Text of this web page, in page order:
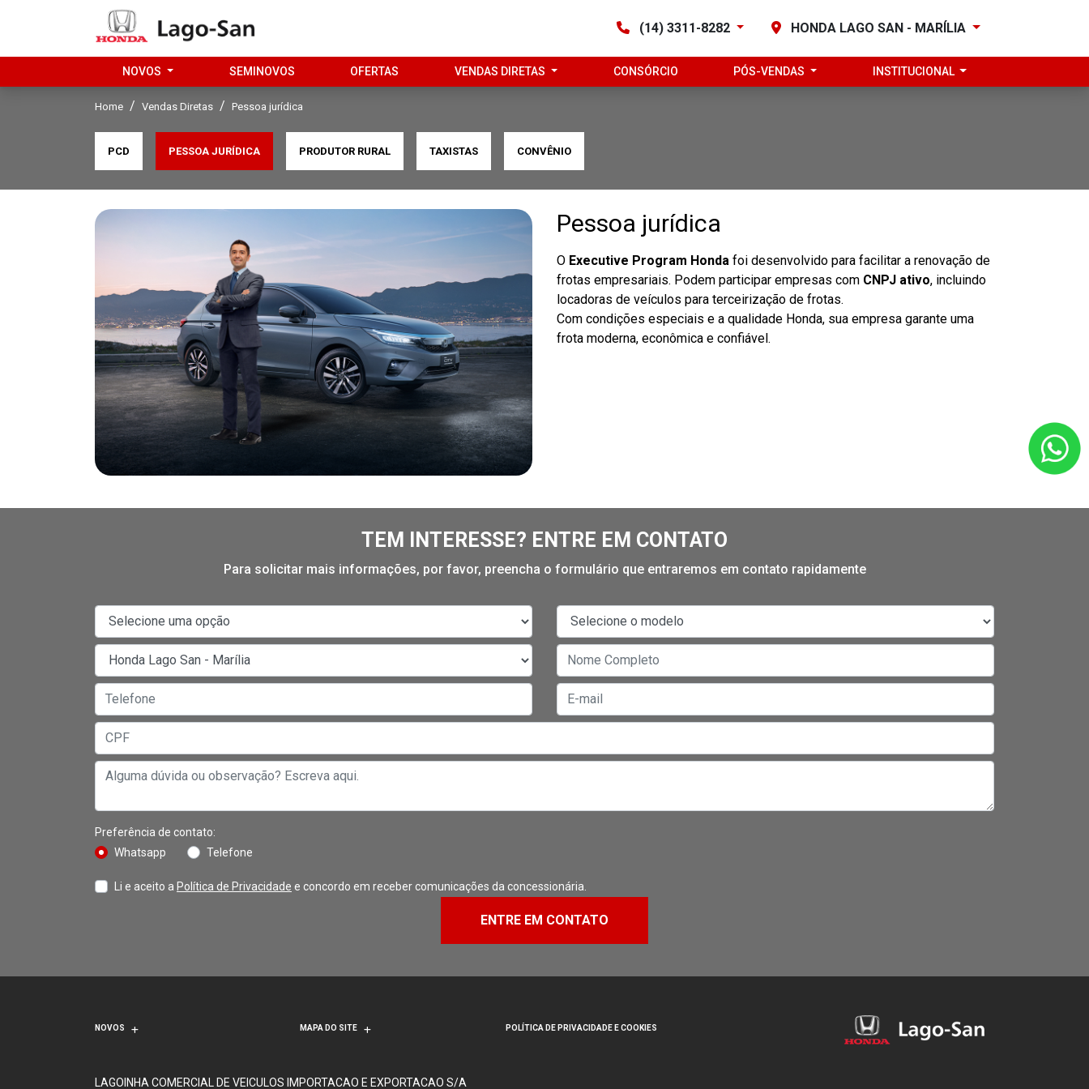
(14) 3311-8282 HONDA LAGO SAN - MARÍLIA
NOVOS SEMINOVOS OFERTAS VENDAS DIRETAS CONSÓRCIO PÓS-VENDAS INSTITUCIONAL
Home Vendas Diretas Pessoa jurídica
PCD PESSOA JURÍDICA PRODUTOR RURAL TAXISTAS CONVÊNIO
Pessoa jurídica
O Executive Program Honda foi desenvolvido para facilitar a renovação de
frotas empresariais. Podem participar empresas com CNPJ ativo, incluindo
locadoras de veículos para terceirização de frotas.
Com condições especiais e a qualidade Honda, sua empresa garante uma
frota moderna, econômica e confiável.
TEM INTERESSE? ENTRE EM CONTATO
Para solicitar mais informações, por favor, preencha o formulário que entraremos em contato rapidamente
Preferência de contato:
Whatsapp
Telefone
Li e aceito a Política de Privacidade e concordo em receber comunicações da concessionária.
ENTRE EM CONTATO
NOVOS MAPA DO SITE POLÍTICA DE PRIVACIDADE E COOKIES
LAGOINHA COMERCIAL DE VEICULOS IMPORTACAO E EXPORTACAO S/A